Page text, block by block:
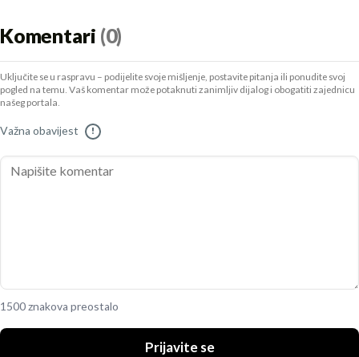
Komentari (0)
Uključite se u raspravu – podijelite svoje mišljenje, postavite pitanja ili ponudite svoj
pogled na temu. Vaš komentar može potaknuti zanimljiv dijalog i obogatiti zajednicu
našeg portala.
Važna obavijest !
1500 znakova preostalo
Prijavite se